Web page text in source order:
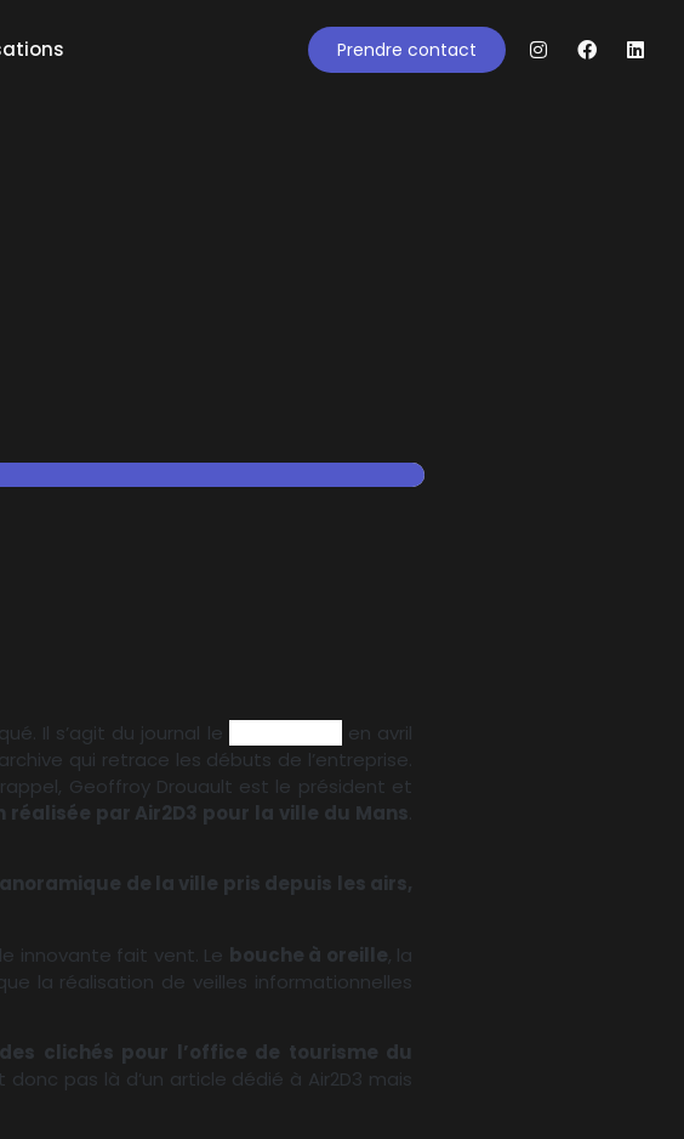
Prendre contact
Il s’agit du journal le
en avril
qui retrace les débuts de l’entreprise.
Geoffroy Drouault est le président et
par Air2D3 pour la ville du Mans.
de la ville pris depuis les airs,
innovante fait vent. Le bouche à oreille, la
la réalisation de veilles informationnelles
clichés pour l’office de tourisme du
donc pas là d’un article dédié à Air2D3 mais